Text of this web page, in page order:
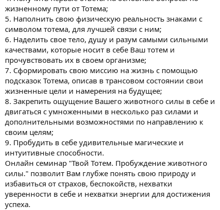
жизненному пути от Тотема;
5. Наполнить свою физическую реальность знаками с
символом тотема, для лучшей связи с ним;
6. Наделить свое тело, душу и разум самыми сильными
качествами, которые носит в себе Ваш тотем и
прочувствовать их в своем организме;
7. Сформировать свою миссию на жизнь с помощью
подсказок Тотема, описав в трансовом состоянии свои
жизненные цели и намерения на будущее;
8. Закрепить ощущение Вашего животного силы в себе и
двигаться с умноженными в несколько раз силами и
дополнительными возможностями по направлению к
своим целям;
9. Пробудить в себе удивительные магические и
интуитивные способности.
Онлайн семинар "Твой Тотем. Пробуждение животного
силы." позволит Вам глубже понять свою природу и
избавиться от страхов, беспокойств, нехватки
уверенности в себе и нехватки энергии для достижения
успеха.